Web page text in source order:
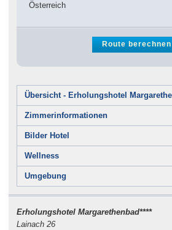
Österreich
Übersicht - Erholungshotel
Zimmerinformationen
Bilder Hotel
Wellness
Umgebung
Erholungshotel Margarethenbad****
Lainach 26